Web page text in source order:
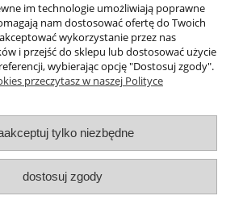
Pomoc
Moje konto
Strefa Klienta
Informacje
im technologie umożliwiają poprawne
nam dostosować ofertę do Twoich
wykorzystanie przez nas
i przejść do sklepu lub dostosować użycie
wybierając opcję "Dostosuj zgody".
przeczytasz w naszej Polityce
tylko niezbędne
dostosuj zgody